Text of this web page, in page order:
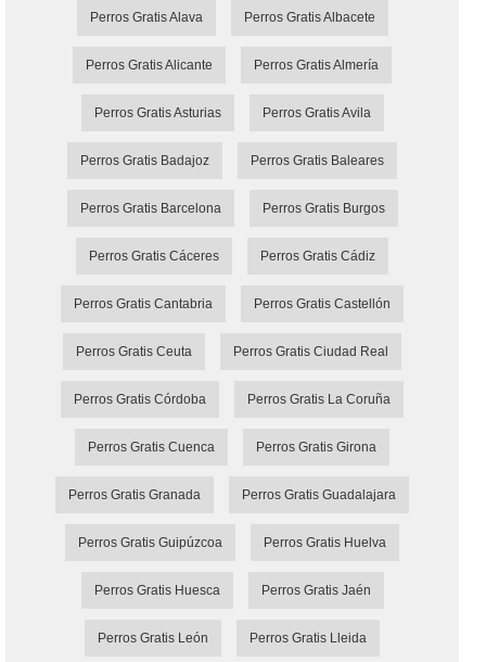
Perros Gratis Alava Perros Gratis Albacete
Perros Gratis Alicante Perros Gratis Almería
Perros Gratis Asturias Perros Gratis Avila
Perros Gratis Badajoz Perros Gratis Baleares
Perros Gratis Barcelona Perros Gratis Burgos
Perros Gratis Cáceres Perros Gratis Cádiz
Perros Gratis Cantabria Perros Gratis Castellón
Perros Gratis Ceuta Perros Gratis Ciudad Real
Perros Gratis Córdoba Perros Gratis La Coruña
Perros Gratis Cuenca Perros Gratis Girona
Perros Gratis Granada Perros Gratis Guadalajara
Perros Gratis Guipúzcoa Perros Gratis Huelva
Perros Gratis Huesca Perros Gratis Jaén
Perros Gratis León Perros Gratis Lleida